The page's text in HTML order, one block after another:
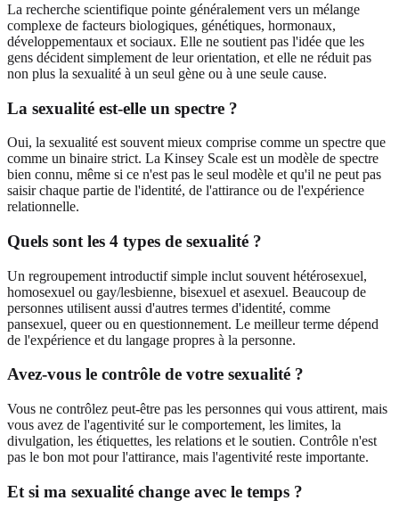
La recherche scientifique pointe généralement vers un mélange
complexe de facteurs biologiques, génétiques, hormonaux,
développementaux et sociaux. Elle ne soutient pas l'idée que les
gens décident simplement de leur orientation, et elle ne réduit pas
non plus la sexualité à un seul gène ou à une seule cause.
La sexualité est-elle un spectre ?
Oui, la sexualité est souvent mieux comprise comme un spectre que
comme un binaire strict. La Kinsey Scale est un modèle de spectre
bien connu, même si ce n'est pas le seul modèle et qu'il ne peut pas
saisir chaque partie de l'identité, de l'attirance ou de l'expérience
relationnelle.
Quels sont les 4 types de sexualité ?
Un regroupement introductif simple inclut souvent hétérosexuel,
homosexuel ou gay/lesbienne, bisexuel et asexuel. Beaucoup de
personnes utilisent aussi d'autres termes d'identité, comme
pansexuel, queer ou en questionnement. Le meilleur terme dépend
de l'expérience et du langage propres à la personne.
Avez-vous le contrôle de votre sexualité ?
Vous ne contrôlez peut-être pas les personnes qui vous attirent, mais
vous avez de l'agentivité sur le comportement, les limites, la
divulgation, les étiquettes, les relations et le soutien. Contrôle n'est
pas le bon mot pour l'attirance, mais l'agentivité reste importante.
Et si ma sexualité change avec le temps ?